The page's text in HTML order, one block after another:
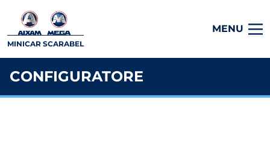
MINICAR SCARABEL
MENU
CONFIGURATORE